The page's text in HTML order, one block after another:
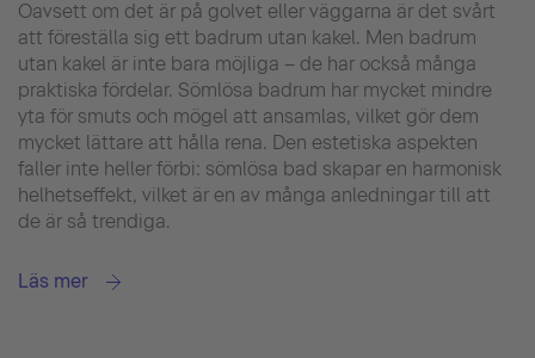
Oavsett om det är på golvet eller väggarna är det svårt
att föreställa sig ett badrum utan kakel. Men badrum
utan kakel är inte bara möjliga – de har också många
praktiska fördelar. Sömlösa badrum har mycket mindre
yta för smuts och mögel att ansamlas, vilket gör dem
mycket lättare att hålla rena. Den estetiska aspekten
faller inte heller förbi: sömlösa bad skapar en harmonisk
helhetseffekt, vilket är en av många anledningar till att
de är så trendiga.
Läs mer